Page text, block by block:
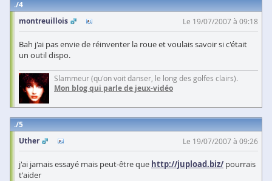
4
montreuillois
Le 19/07/2007 à 09:18
Bah j'ai pas envie de réinventer la roue et voulais savoir si c'était
un outil dispo.
Slammeur (qu'on voit danser, le long des golfes clairs).
Mon blog qui parle de jeux-vidéo
5
Uther
Le 19/07/2007 à 09:26
j'ai jamais essayé mais peut-être que http://jupload.biz/pourrais
t'aider